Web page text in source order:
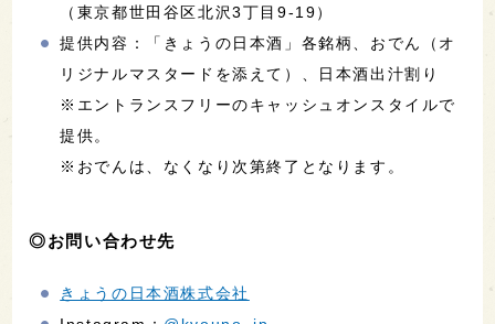
（東京都世田谷区北沢3丁目9-19）
提供内容：「きょうの日本酒」各銘柄、おでん（オ
リジナルマスタードを添えて）、日本酒出汁割り
※エントランスフリーのキャッシュオンスタイルで
提供。
※おでんは、なくなり次第終了となります。
◎お問い合わせ先
きょうの日本酒株式会社